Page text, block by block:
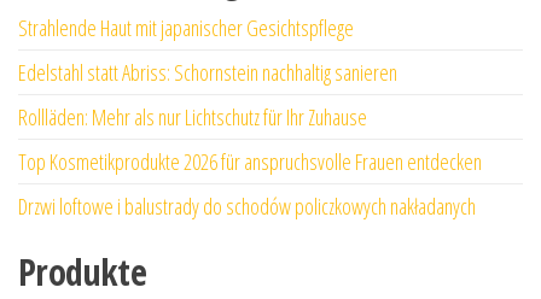
Strahlende Haut mit japanischer Gesichtspflege
Edelstahl statt Abriss: Schornstein nachhaltig sanieren
Rollläden: Mehr als nur Lichtschutz für Ihr Zuhause
Top Kosmetikprodukte 2026 für anspruchsvolle Frauen entdecken
Drzwi loftowe i balustrady do schodów policzkowych nakładanych
Produkte